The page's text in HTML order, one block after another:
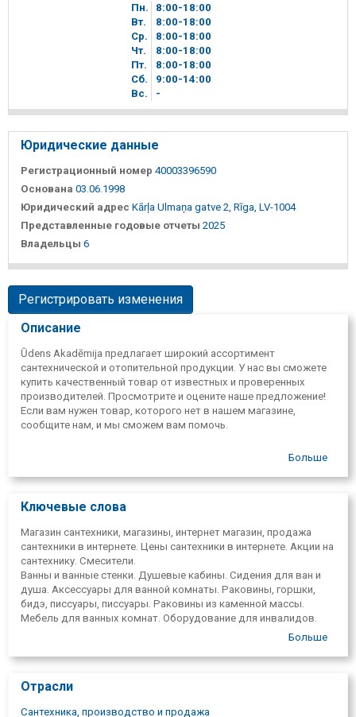
Пн. 8 00-18 00
Вт.
8 00-18 00
Ср.
8 00-18 00
Чт.
8 00-18 00
Пт.
8 00-18 00
Сб.
9 00-14 00
Вc.
-
Юридические данные
Регистрационный номер 40003396590
Основана 03.06.1998
Юридический адрес Kārļa Ulmaņa gatve 2, Rīga, LV-1004
Представленные годовые отчеты 2025
Владельцы 6
Регистрировать изменения
Описание
Ūdens Akadēmija предлагает широкий ассортимент
сантехнической и отопительной продукции. У нас вы сможете
купить качественный товар от известных и проверенных
производителей. Просмотрите и оцените наше предложение!
Если вам нужен товар, которого нет в нашем магазине,
сообщите нам, и мы сможем вам помочь.
Больше
Ключевые слова
Магазин сантехники, магазины, интернет магазин, продажа
сантехники в интернете. Цены сантехники в интернете. Акции на
сантехнику. Смесители.
Ванны и ванные стенки. Душевые кабины. Сидения для ван и
душа. Аксессуары для ванной комнаты. Раковины, горшки,
бидэ, писсуары, писсуары. Раковины из каменной массы.
Мебель для ванных комнат. Оборудование для инвалидов.
Сантехническое оборудование. Герметики. Насосы. Напорные
Водонагреватели, ESBE отопительное оборудование,
Rothenberger. AGB serviss. AKVA RODOS.
Больше
Отрасли
Сантехника, производство и продажа